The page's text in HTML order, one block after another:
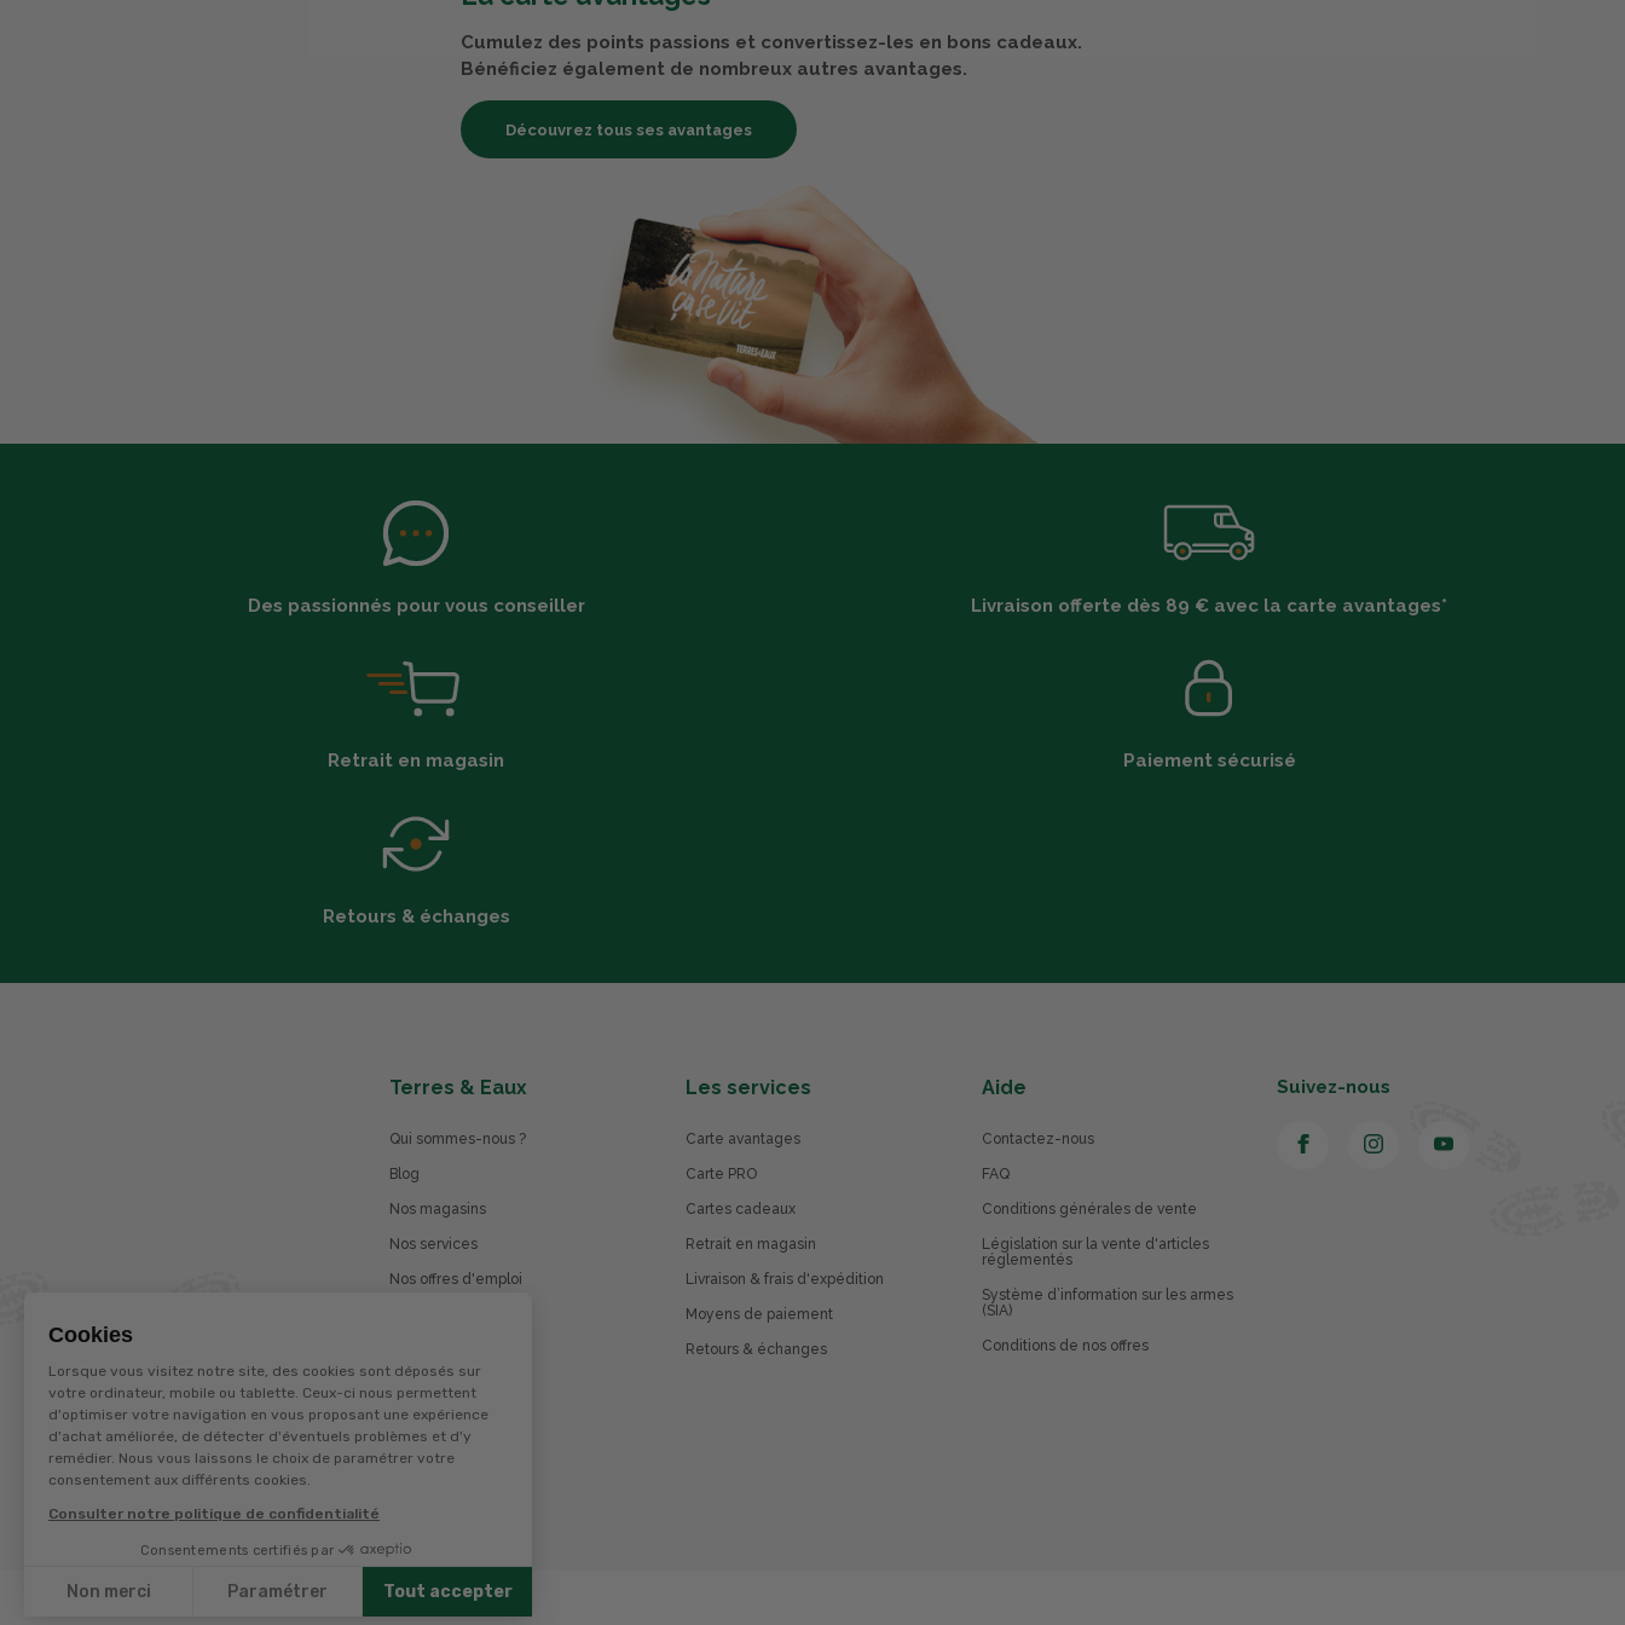
Cookies
Lorsque vous visitez notre site, des cookies sont déposés sur
votre ordinateur, mobile ou tablette. Ceux-ci nous permettent
d'optimiser votre navigation en vous proposant une expérience
d'achat améliorée, de détecter d'éventuels problèmes et d'y
remédier. Nous vous laissons le choix de paramétrer votre
consentement aux différents cookies.
Consulter notre politique de confidentialité
Consentements certifiés par
Non merci Paramétrer Tout accepter
Cumulez des points passions et convertissez-les en bons cadeaux.
Bénéficiez également de nombreux autres avantages.
Découvrez tous ses avantages
Des passionnés pour vous conseiller Livraison offerte dès 89 € avec la carte avantages*
Retrait en magasin Paiement sécurisé
Retours & échanges
Terres & Eaux
Qui sommes-nous ?
Blog
Nos magasins
Nos services
Nos offres d'emploi
La marque Terzéo
Les services
Carte avantages
Carte PRO
Cartes cadeaux
Retrait en magasin
Livraison & frais d'expédition
Moyens de paiement
Retours & échanges
Aide
Contactez-nous
FAQ
Conditions générales de vente
Législation sur la vente d'articles
réglementés
Système d’information sur les armes
(SIA)
Conditions de nos offres
Suivez-nous
© Terres et eaux 2026
Politique de confidentialité